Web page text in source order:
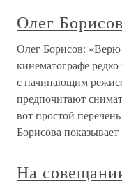
Олег
Олег Борисов:
кинематографе
с начинающим
предпочитают
вот простой
Борисова показывает
На